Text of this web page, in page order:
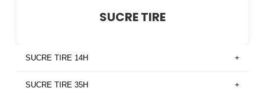
SUCRE TIRE
SUCRE TIRE 14H +
SUCRE TIRE 35H +